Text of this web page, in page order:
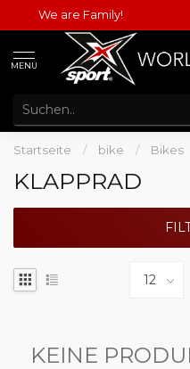
We are Family!
MENU
Startseite / bike / Bikes
KLAPPRAD
KEINE